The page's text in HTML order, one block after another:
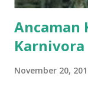
dan bebas
Ancaman
Karnivora
November 20,